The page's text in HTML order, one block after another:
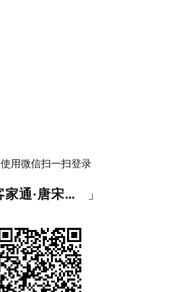
使用微信扫一扫登录
客家通·唐宋音网 」